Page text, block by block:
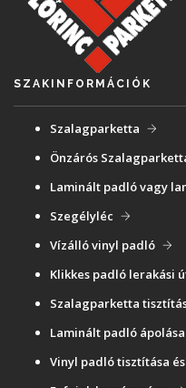
SZAKINFORMÁCIÓK
Szalagparketta
Önzárós
Laminált padló vagy
Szegélyléc
Vízálló vinyl padló
Klikkes padló lerakási
Szalagparketta
Laminált padló
Vinyl padló tisztítása